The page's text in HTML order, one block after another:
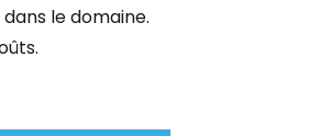
le domaine.